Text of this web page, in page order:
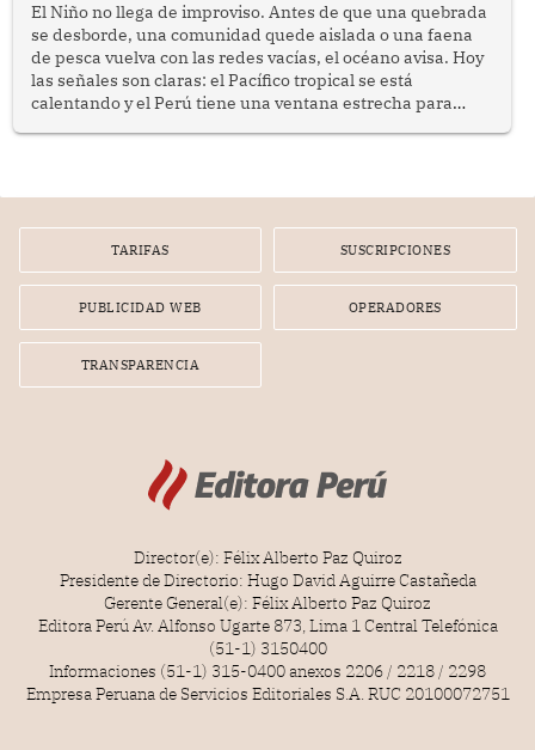
El Niño no llega de improviso. Antes de que una quebrada
se desborde, una comunidad quede aislada o una faena
de pesca vuelva con las redes vacías, el océano avisa. Hoy
las señales son claras: el Pacífico tropical se está
calentando y el Perú tiene una ventana estrecha para
TARIFAS SUSCRIPCIONES
PUBLICIDAD WEB OPERADORES
TRANSPARENCIA
Director(e): Félix Alberto Paz Quiroz
Presidente de Directorio: Hugo David Aguirre Castañeda
Gerente General(e): Félix Alberto Paz Quiroz
Editora Perú Av. Alfonso Ugarte 873, Lima 1 Central Telefónica
(51-1) 3150400
Informaciones (51-1) 315-0400 anexos 2206 / 2218 / 2298
Empresa Peruana de Servicios Editoriales S.A. RUC 20100072751